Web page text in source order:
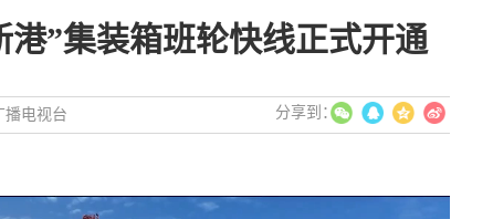
”集装箱班轮快线正式开通
播电视台